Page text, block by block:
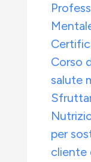
Corso
salute
per
cliente